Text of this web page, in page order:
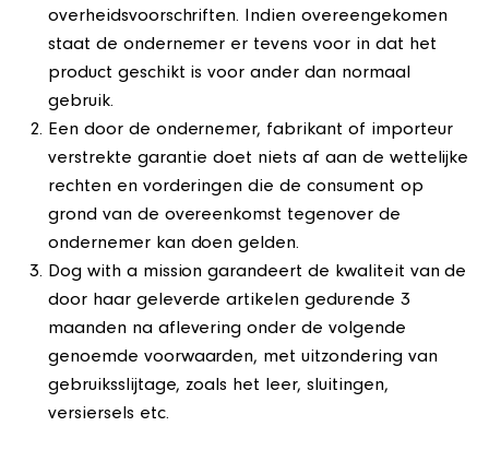
overheidsvoorschriften. Indien overeengekomen
staat de ondernemer er tevens voor in dat het
product geschikt is voor ander dan normaal
gebruik.
Een door de ondernemer, fabrikant of importeur
verstrekte garantie doet niets af aan de wettelijke
rechten en vorderingen die de consument op
grond van de overeenkomst tegenover de
ondernemer kan doen gelden.
Dog with a mission garandeert de kwaliteit van de
door haar geleverde artikelen gedurende 3
maanden na aflevering onder de volgende
genoemde voorwaarden, met uitzondering van
gebruiksslijtage, zoals het leer, sluitingen,
versiersels etc.